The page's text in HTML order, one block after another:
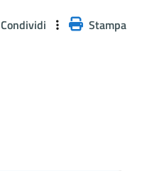
Condividi Stampa